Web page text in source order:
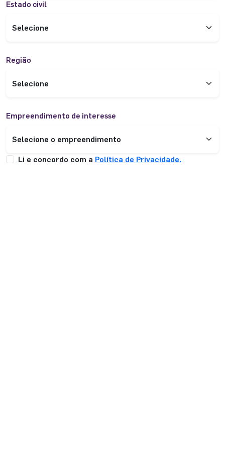
Estado civil
Região
Empreendimento de interesse
Li e concordo com a Política de Privacidade.